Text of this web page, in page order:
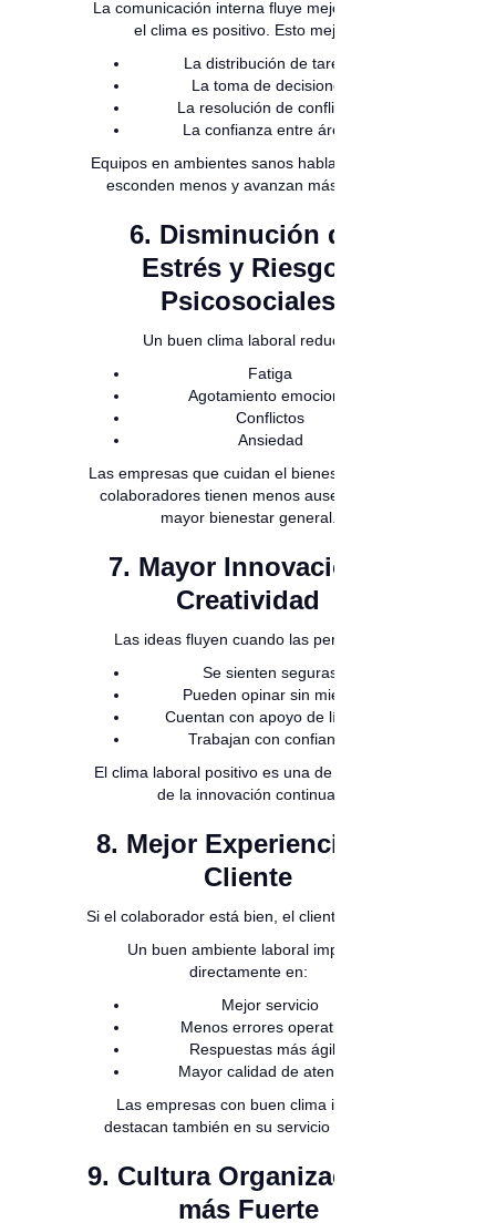
La comunicación interna fluye mejor cuando
el clima es positivo. Esto mejora:
La distribución de tareas
La toma de decisiones
La resolución de conflictos
La confianza entre áreas
Equipos en ambientes sanos hablan más, se
esconden menos y avanzan más rápido.
6. Disminución del
Estrés y Riesgos
Psicosociales
Un buen clima laboral reduce:
Fatiga
Agotamiento emocional
Conflictos
Ansiedad
Las empresas que cuidan el bienestar de sus
colaboradores tienen menos ausentismo y
mayor bienestar general.
7. Mayor Innovación y
Creatividad
Las ideas fluyen cuando las personas:
Se sienten seguras
Pueden opinar sin miedo
Cuentan con apoyo de líderes
Trabajan con confianza
El clima laboral positivo es una de las bases
de la innovación continua.
8. Mejor Experiencia del
Cliente
Si el colaborador está bien, el cliente también.
Un buen ambiente laboral impacta
directamente en:
Mejor servicio
Menos errores operativos
Respuestas más ágiles
Mayor calidad de atención
Las empresas con buen clima interno
destacan también en su servicio externo.
9. Cultura Organizacional
más Fuerte